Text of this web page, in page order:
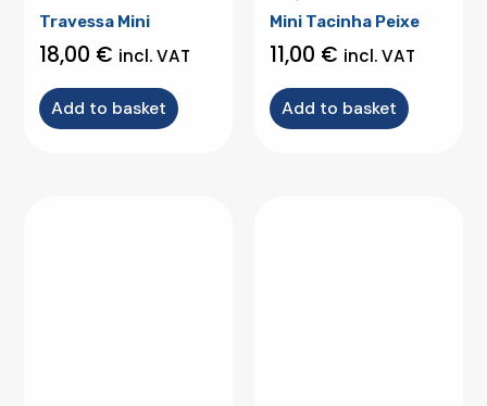
Travessa Mini
18,00 € incl. VAT
Add to basket
Mini Tacinha Peixe
11,00 € incl. VAT
Add to basket